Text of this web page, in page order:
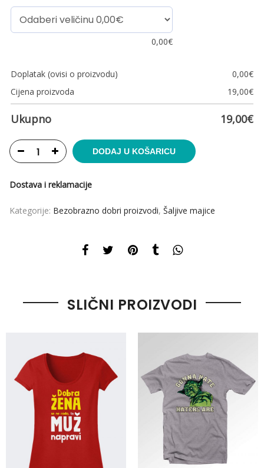
0,00€
Doplatak (ovisi o proizvodu) 0,00€
Cijena proizvoda
19,00€
Ukupno 19,00€
DODAJ U KOŠARICU
Dostava i reklamacije
Kategorije: Bezobrazno dobri proizvodi, Šaljive majice
SLIČNI PROIZVODI